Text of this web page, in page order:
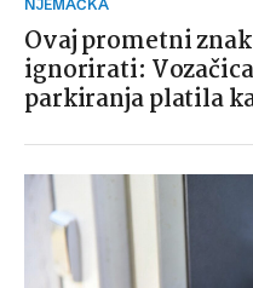
NJEMAČKA
Ovaj prometni
ignorirati:
parkiranja platila